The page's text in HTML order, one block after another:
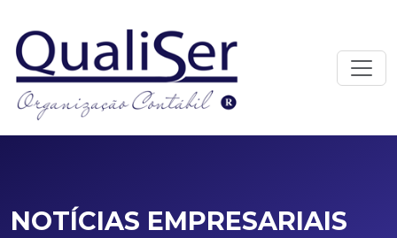
NOTÍCIAS EMPRESARIAIS